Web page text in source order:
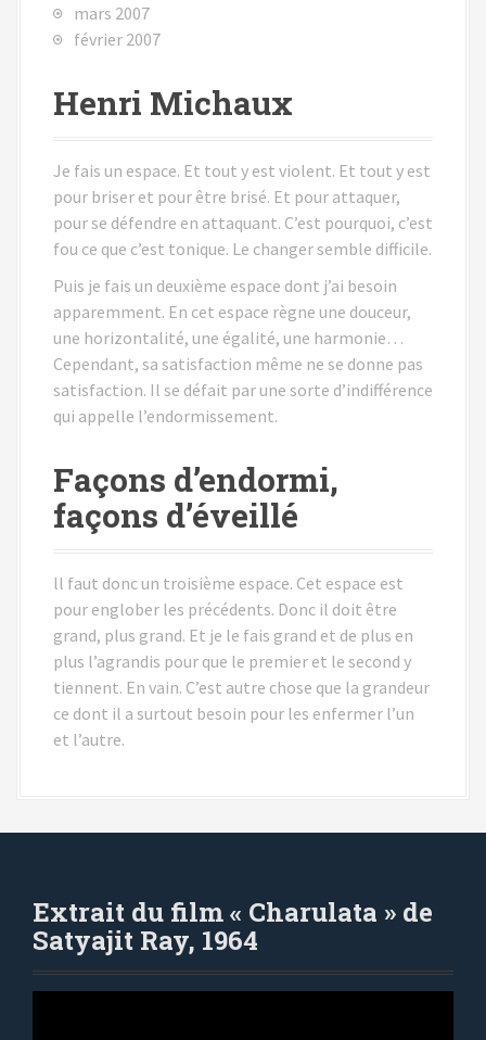
mars 2007
février 2007
Henri Michaux
Je fais un espace. Et tout y est violent. Et tout y est
pour briser et pour être brisé. Et pour attaquer,
pour se défendre en attaquant. C’est pourquoi, c’est
fou ce que c’est tonique. Le changer semble difficile.
Puis je fais un deuxième espace dont j’ai besoin
apparemment. En cet espace règne une douceur,
une horizontalité, une égalité, une harmonie…
Cependant, sa satisfaction même ne se donne pas
satisfaction. Il se défait par une sorte d’indifférence
qui appelle l’endormissement.
Façons d’endormi,
façons d’éveillé
ll faut donc un troisième espace. Cet espace est
pour englober les précédents. Donc il doit être
grand, plus grand. Et je le fais grand et de plus en
plus l’agrandis pour que le premier et le second y
tiennent. En vain. C’est autre chose que la grandeur
ce dont il a surtout besoin pour les enfermer l’un
et l’autre.
Extrait du film « Charulata » de
Satyajit Ray, 1964